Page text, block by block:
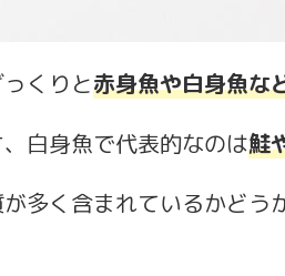
くりと赤身魚や白身魚な
白身魚で代表的なのは鮭
多く含まれているかど